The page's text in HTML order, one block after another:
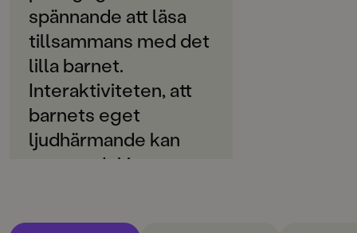
Lilla Spöket Laban
PUBLICERINGSDATUM
2022-01-25
LÄSORDNING
9
Produktion
9789129738896
spännande att läsa
tillsammans med det
lilla barnet.
Interaktiviteten, att
barnets eget
ljudhärmande kan
vara en del i